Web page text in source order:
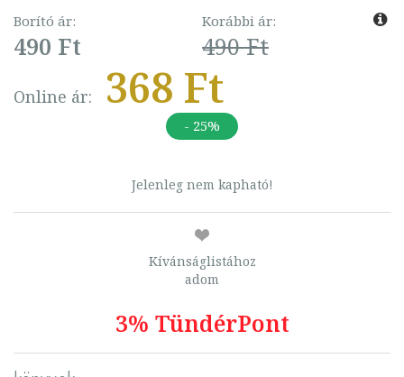
Borító ár:
490 Ft
Korábbi ár:
490 Ft
Online ár: 368 Ft
- 25%
Jelenleg nem kapható!
Kívánságlistához
adom
3% TündérPont